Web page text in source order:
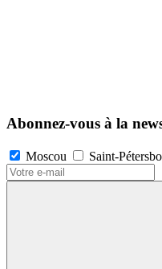
Abonnez-vous à la
Moscou Saint-